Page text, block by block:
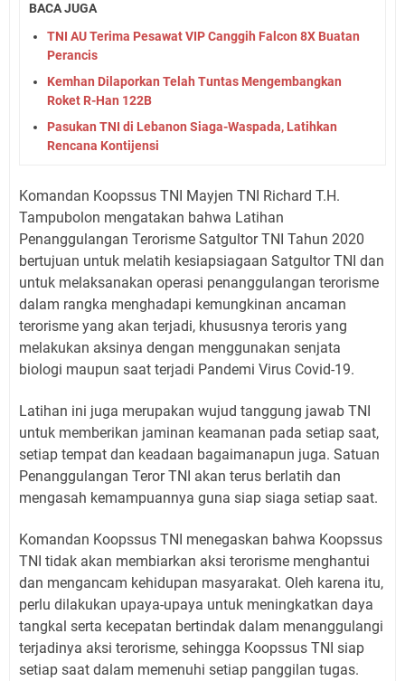
BACA JUGA
TNI AU Terima Pesawat VIP Canggih Falcon 8X Buatan
Perancis
Kemhan Dilaporkan Telah Tuntas Mengembangkan
Roket R-Han 122B
Pasukan TNI di Lebanon Siaga-Waspada, Latihkan
Rencana Kontijensi
Komandan Koopssus TNI Mayjen TNI Richard T.H.
Tampubolon mengatakan bahwa Latihan
Penanggulangan Terorisme Satgultor TNI Tahun 2020
bertujuan untuk melatih kesiapsiagaan Satgultor TNI dan
untuk melaksanakan operasi penanggulangan terorisme
dalam rangka menghadapi kemungkinan ancaman
terorisme yang akan terjadi, khususnya teroris yang
melakukan aksinya dengan menggunakan senjata
biologi maupun saat terjadi Pandemi Virus Covid-19.
Latihan ini juga merupakan wujud tanggung jawab TNI
untuk memberikan jaminan keamanan pada setiap saat,
setiap tempat dan keadaan bagaimanapun juga. Satuan
Penanggulangan Teror TNI akan terus berlatih dan
mengasah kemampuannya guna siap siaga setiap saat.
Komandan Koopssus TNI menegaskan bahwa Koopssus
TNI tidak akan membiarkan aksi terorisme menghantui
dan mengancam kehidupan masyarakat. Oleh karena itu,
perlu dilakukan upaya-upaya untuk meningkatkan daya
tangkal serta kecepatan bertindak dalam menanggulangi
terjadinya aksi terorisme, sehingga Koopssus TNI siap
setiap saat dalam memenuhi setiap panggilan tugas.